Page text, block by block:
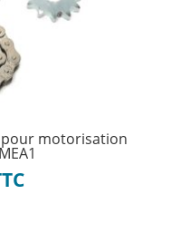
pour motorisation